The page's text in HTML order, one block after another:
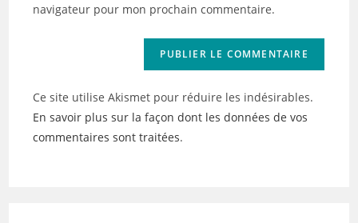
(facultatif)
navigateur pour mon prochain commentaire.
Ce site utilise Akismet pour réduire les indésirables.
En savoir plus sur la façon dont les données de vos
commentaires sont traitées.